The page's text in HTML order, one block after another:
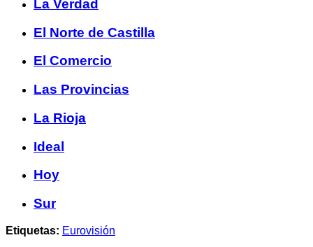
La Verdad
El Norte de Castilla
El Comercio
Las Provincias
La Rioja
Ideal
Hoy
Sur
Etiquetas: Eurovisión